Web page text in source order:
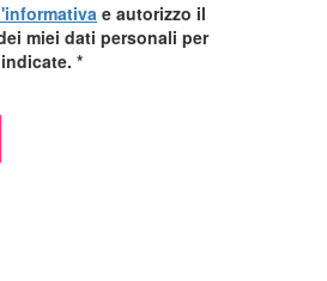
e autorizzo il
miei dati personali per
*